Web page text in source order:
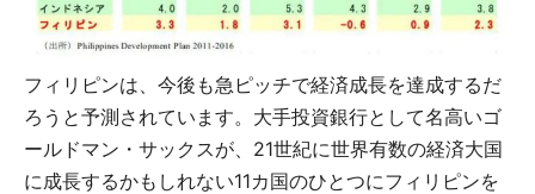
フィリピンは、今後も急ピッチで経済成長を達成するだ
ろうと予測されています。大手投資銀行として名高いゴ
ールドマン・サックスが、21世紀に世界有数の経済大国
に成長するかもしれない11カ国のひとつにフィリピンを